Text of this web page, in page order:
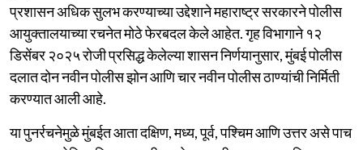
प्रशासन अधिक सुलभ करण्याच्या उद्देशाने महाराष्ट्र सरकारने पोलीस
आयुक्तालयाच्या रचनेत मोठे फेरबदल केले आहेत. गृह विभागाने १२
डिसेंबर २०२५ रोजी प्रसिद्ध केलेल्या शासन निर्णयानुसार, मुंबई पोलीस
दलात दोन नवीन पोलीस झोन आणि चार नवीन पोलीस ठाण्यांची निर्मिती
करण्यात आली आहे.
या पुनर्रचनेमुळे मुंबईत आता दक्षिण, मध्य, पूर्व, पश्चिम आणि उत्तर असे पाच